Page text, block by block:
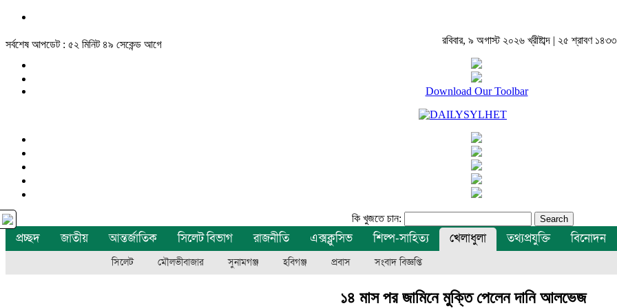
সর্বশেষ আপডেট : ৫২ মিনিট ৪৯ সেকেন্ড আগে রবিবার, ৯ অগাস্ট ২০২৬ খ্রীষ্টাব্দ | ২৫ শ্রাবণ ১৪৩৩
Download Our Toolbar
কি খুজতে চান:
প্রচ্ছদ জাতীয় আন্তর্জাতিক সিলেট বিভাগ রাজনীতি এক্সক্লুসিভ শিল্প-সাহিত্য খেলাধুলা তথ্যপ্রযুক্তি বিনোদন
সিলেট মৌলভীবাজার সুনামগঞ্জ হবিগঞ্জ প্রবাস সংবাদ বিজ্ঞপ্তি
১৪ মাস পর জামিনে মুক্তি পেলেন দানি আলভেজ